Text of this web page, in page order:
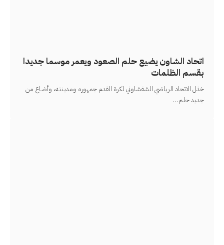
اتحاد الشاون يضيع حلم الصعود ويعمر موسما جديدا
بقسم الظلمات
خذل الاتحاد الرياضي الشفشاوني لكرة القدم جمهوره ومدينته، وأضاع من
جديد حلم…